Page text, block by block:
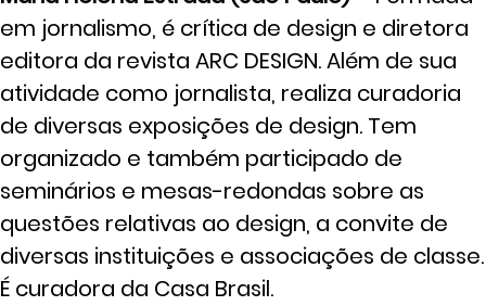
em jornalismo, é crítica de design e diretora
editora da revista ARC DESIGN. Além de sua
atividade como jornalista, realiza curadoria
de diversas exposições de design. Tem
organizado e também participado de
seminários e mesas-redondas sobre as
questões relativas ao design, a convite de
diversas instituições e associações de classe.
É curadora da Casa Brasil.